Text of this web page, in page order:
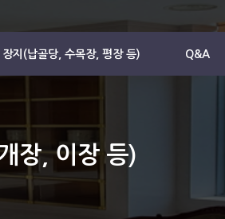
장지(납골당, 수목장, 평장 등) Q&A
장, 이장 등)